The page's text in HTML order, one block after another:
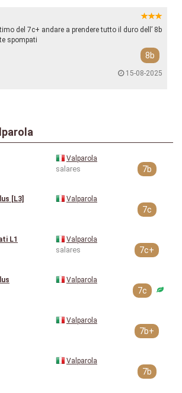
del 7c+ andare a prendere tutto il duro dell’ 8b
spompati
8b
15-08-2025
Valparola
salares 7b
[L3]
Valparola
7c
L1
Valparola
salares 7c+
Valparola
7c
Valparola
7b+
Valparola
7b